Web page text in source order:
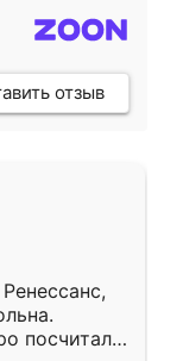
отзыв
посчитала,